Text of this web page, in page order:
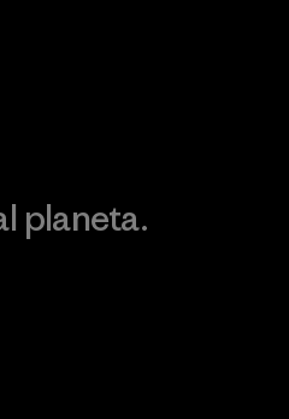
planeta.